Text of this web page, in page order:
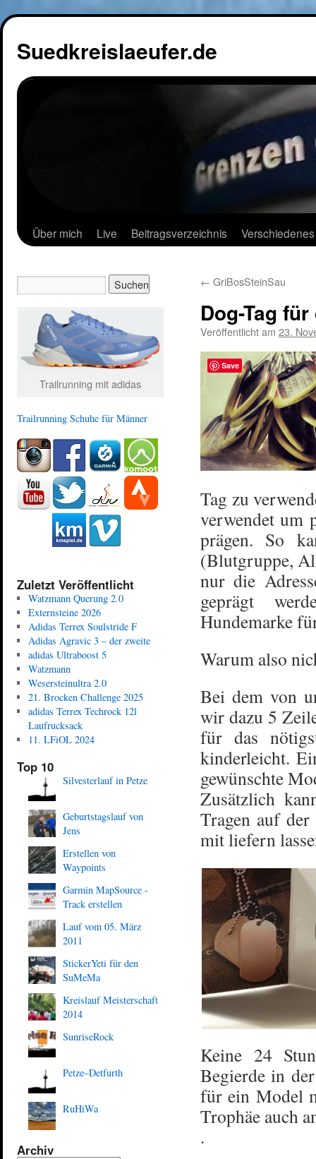
Suedkreislaeufer.de
Über mich Live Beitragsverzeichnis Verschiedenes
← GriBosSteinSau
Dog-Tag
Veröffentlicht am 23.
Tag zu
verwendet um
prägen. So
(Blutgruppe,
nur die
geprägt
Hundemarke
Warum also
Bei dem von
wir dazu 5
für das
kinderleicht.
gewünschte
Zusätzlich
Tragen auf
mit liefern
Keine 24
Begierde in
für ein Model
Trophäe auch
.
Trailrunning mit adidas
Trailrunning Schuhe für Männer
Zuletzt Veröffentlicht
Watzmann Querung 2.0
Externsteine 2026
Adidas Terrex Soulstride F
Adidas Agravic 3 – der zweite
adidas Ultraboost 5
Watzmann
Wesersteinultra 2.0
21. Brocken Challenge 2025
adidas Terrex Techrock 12l
Laufrucksack
11. LFiOL 2024
Top 10
Silvesterlauf in Petze
Geburtstagslauf von
Jens
Erstellen von
Waypoints
Garmin MapSource -
Track erstellen
Lauf vom 05. März
2011
StickerYeti für den
SuMeMa
Kreislauf Meisterschaft
2014
SunriseRock
Petze–Detfurth
RuHiWa
Archiv
Save